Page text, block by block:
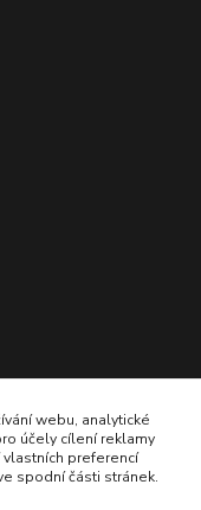
webu, analytické
účely cílení reklamy
preferencí
spodní části stránek.